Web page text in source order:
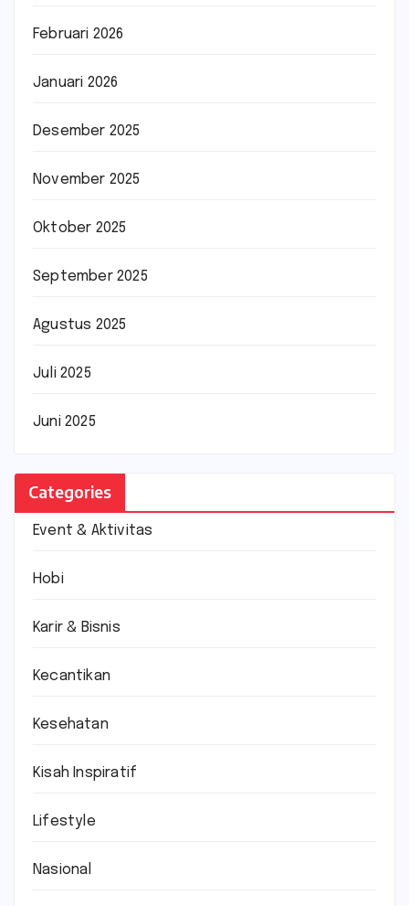
Februari 2026
Januari 2026
Desember 2025
November 2025
Oktober 2025
September 2025
Agustus 2025
Juli 2025
Juni 2025
Categories
Event & Aktivitas
Hobi
Karir & Bisnis
Kecantikan
Kesehatan
Kisah Inspiratif
Lifestyle
Nasional